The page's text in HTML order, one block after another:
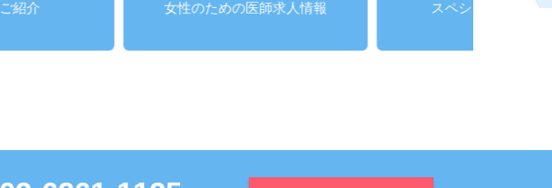
女性のための医師求人情報 スペシャルプログラム